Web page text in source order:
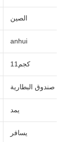
الصين
anhui
كجم11
صندوق البطارية
يمد
يسافر